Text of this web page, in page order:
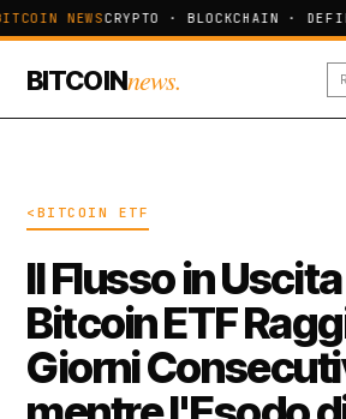
NEWSCRYPTO · BLOCKCHAIN · DEFI
BITCOINnews.
<BITCOIN ETF
Il Flusso in
Bitcoin ETF
Giorni